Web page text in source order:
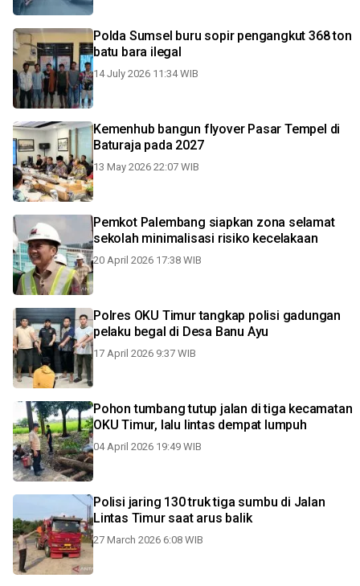
Polda Sumsel buru sopir pengangkut 368 ton
batu bara ilegal
14 July 2026 11:34 WIB
Kemenhub bangun flyover Pasar Tempel di
Baturaja pada 2027
13 May 2026 22:07 WIB
Pemkot Palembang siapkan zona selamat
sekolah minimalisasi risiko kecelakaan
20 April 2026 17:38 WIB
Polres OKU Timur tangkap polisi gadungan
pelaku begal di Desa Banu Ayu
17 April 2026 9:37 WIB
Pohon tumbang tutup jalan di tiga kecamatan
OKU Timur, lalu lintas dempat lumpuh
04 April 2026 19:49 WIB
Polisi jaring 130 truk tiga sumbu di Jalan
Lintas Timur saat arus balik
27 March 2026 6:08 WIB